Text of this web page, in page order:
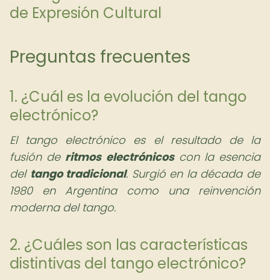
de Expresión Cultural
Preguntas frecuentes
1. ¿Cuál es la evolución del tango
electrónico?
El tango electrónico es el resultado de la
fusión de ritmos electrónicoscon la esencia
del tango tradicional. Surgió en la década de
1980 en Argentina como una reinvención
moderna del tango.
2. ¿Cuáles son las características
distintivas del tango electrónico?